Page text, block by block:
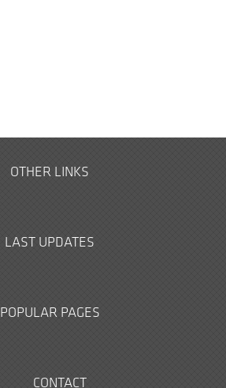
OTHER LINKS
LAST UPDATES
POPULAR PAGES
CONTACT